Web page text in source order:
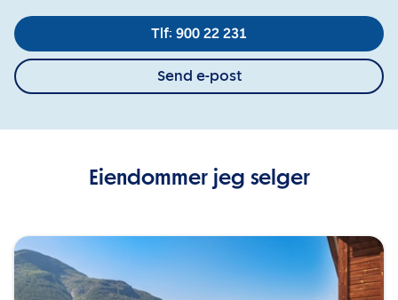
Tlf: 900 22 231
Send e-post
Eiendommer jeg selger